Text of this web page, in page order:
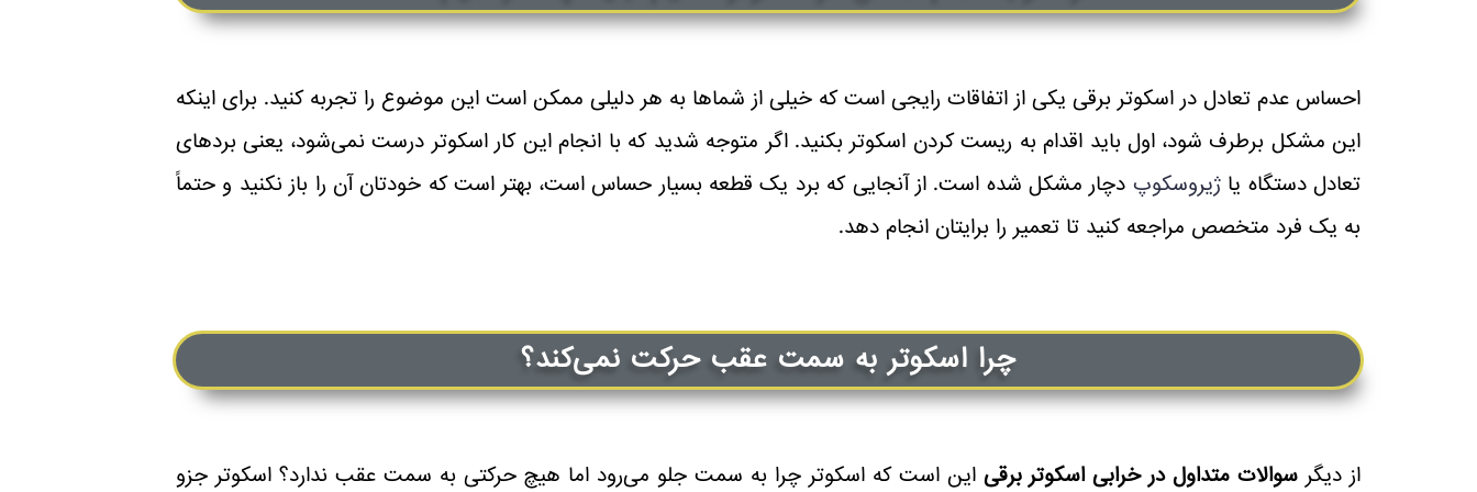
احساس عدم تعادل در اسکوتر برقی یکی از اتفاقات رایجی است که خیلی از شماها به هر دلیلی ممکن است این موضوع را تجربه کنید. برای اینکه
این مشکل برطرف شود، اول باید اقدام به ریست کردن اسکوتر بکنید. اگر متوجه شدید که با انجام این کار اسکوتر درست نمی‌شود، یعنی بردهای
تعادل دستگاه یاژیروسکوپ دچار مشکل شده است. از آنجایی که برد یک قطعه بسیار حساس است، بهتر است که خودتان آن را باز نکنید و حتماً
به یک فرد متخصص مراجعه کنید تا تعمیر را برایتان انجام دهد.
چرا اسکوتر به سمت عقب حرکت نمی‌کند؟
از دیگر سوالات متداول در خرابی اسکوتر برقی این است که اسکوتر چرا به سمت جلو می‌رود اما هیچ حرکتی به سمت عقب ندارد؟ اسکوتر جزو